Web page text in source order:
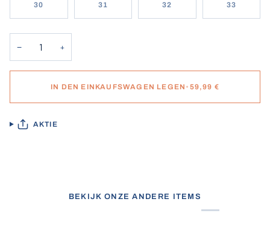
30 31 32 33
− +
IN DEN EINKAUFSWAGEN LEGEN • 59,99 €
AKTIE
BEKIJK ONZE ANDERE ITEMS